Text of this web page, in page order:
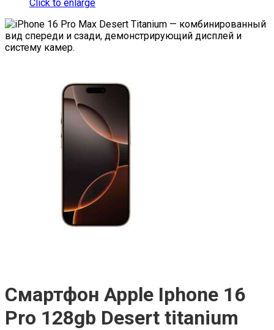
Click to enlarge
Смартфон Apple Iphone 16
Pro 128gb Desert titanium